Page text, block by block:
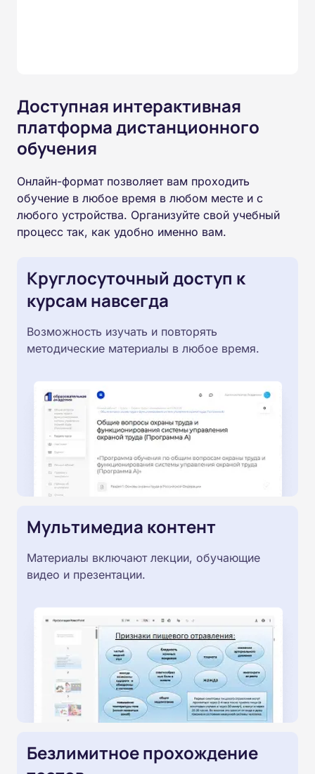
Доступная интерактивная
платформа дистанционного
обучения
Онлайн-формат позволяет вам проходить
обучение в любое время в любом месте и с
любого устройства. Организуйте свой учебный
процесс так, как удобно именно вам.
Круглосуточный доступ к
курсам навсегда
Возможность изучать и повторять
методические материалы в любое время.
Мультимедиа контент
Материалы включают лекции, обучающие
видео и презентации.
Безлимитное прохождение